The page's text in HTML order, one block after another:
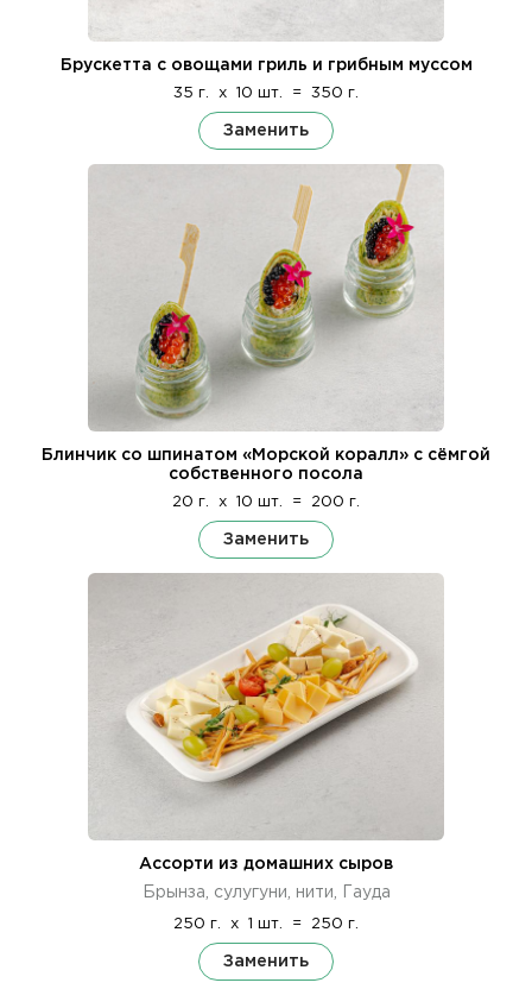
Брускетта с овощами гриль и грибным муссом
35 г. x 10 шт. = 350 г.
Заменить
Блинчик со шпинатом «Морской коралл» с сёмгой
собственного посола
20 г. x 10 шт. = 200 г.
Заменить
Ассорти из домашних сыров
Брынза, сулугуни, нити, Гауда
250 г. x 1 шт. = 250 г.
Заменить